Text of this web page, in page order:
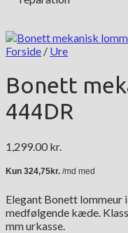
Forside / Ure
Bonett
444DR
1,299.00 kr.
Elegant Bonett lommeur
medfølgende kæde.
mm urkasse.